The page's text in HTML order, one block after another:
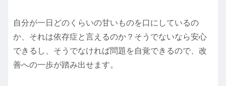
自分が一日どのくらいの甘いものを口にしているの
か、それは依存症と言えるのか？そうでないなら安心
できるし、そうでなければ問題を自覚できるので、改
善への一歩が踏み出せます。